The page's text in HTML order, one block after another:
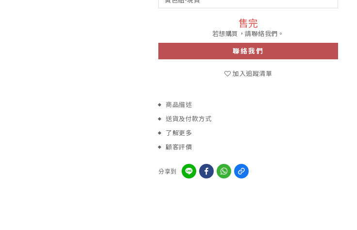
售完
若想購買，請聯絡我們。
聯絡我們
加入追蹤清單
商品描述
送貨及付款方式
了解更多
顧客評價
分享到